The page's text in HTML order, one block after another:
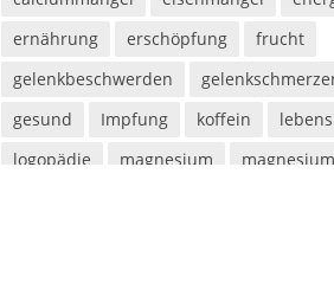
ernährung
erschöpfung
frucht
gelenkbeschwerden
gesund
Impfung koffein
logopädie
magnesium